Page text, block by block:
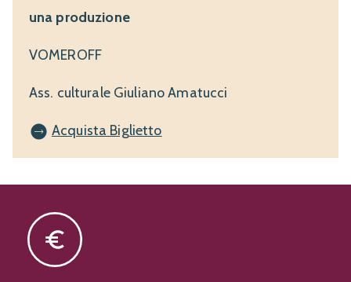
una produzione
VOMEROFF
Ass. culturale Giuliano Amatucci
Acquista Biglietto